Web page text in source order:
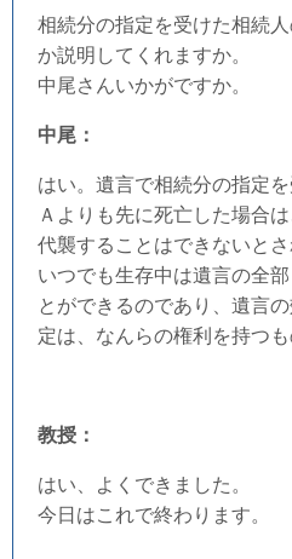
相続分の指定を受けた相続
か説明してくれますか。
中尾さんいかがですか。
中尾：
はい。遺言で相続分の指定
Ａよりも先に死亡した場合
代襲することはできないと
いつでも生存中は遺言の全
とができるのであり、遺言
定は、なんらの権利を持つも
教授：
はい、よくできました。
今日はこれで終わります。